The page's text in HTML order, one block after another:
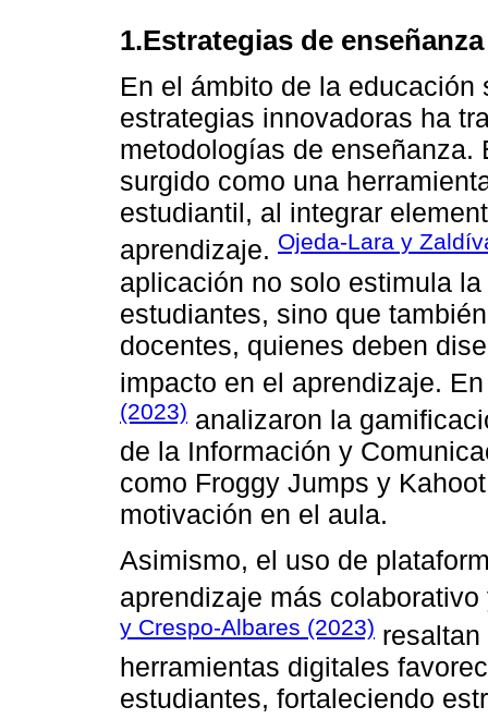
1.Estrategias de
En el ámbito de la
estrategias innovadoras ha
metodologías de enseñanza.
surgido como una
estudiantil, al integrar
aprendizaje. Ojeda-Lara y
aplicación no solo estimula
estudiantes, sino que
docentes, quienes deben
impacto en el aprendizaje.
(2023) analizaron la
de la Información y
como Froggy Jumps y
motivación en el aula.
Asimismo, el uso de
aprendizaje más
y Crespo-Albares (2023)
herramientas digitales
estudiantes, fortaleciendo